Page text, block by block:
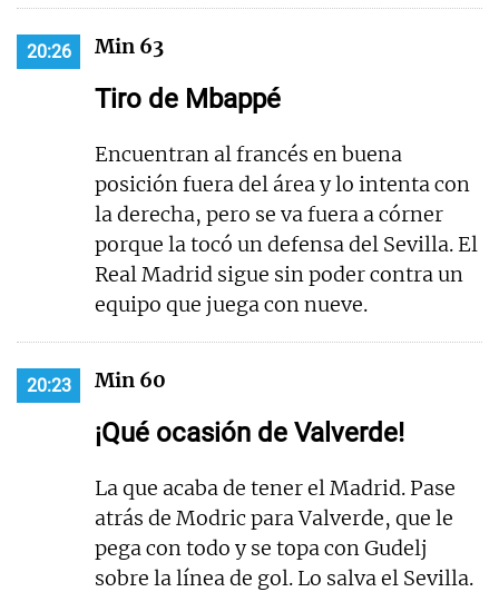
20:26 Min 63
Tiro de Mbappé
Encuentran al francés en buena
posición fuera del área y lo intenta con
la derecha, pero se va fuera a córner
porque la tocó un defensa del Sevilla. El
Real Madrid sigue sin poder contra un
equipo que juega con nueve.
20:23 Min 60
¡Qué ocasión de Valverde!
La que acaba de tener el Madrid. Pase
atrás de Modric para Valverde, que le
pega con todo y se topa con Gudelj
sobre la línea de gol. Lo salva el Sevilla.